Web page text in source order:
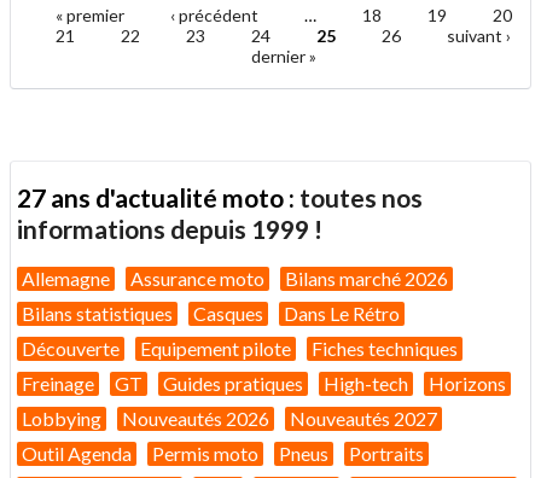
Pages
« premier ‹ précédent … 18 19
20
21
22 23 24 25 26
suivant ›
dernier »
27 ans d'actualité moto : toutes nos
informations depuis 1999 !
Allemagne Assurance moto
Bilans marché 2026
Bilans statistiques
Casques
Dans Le Rétro
Découverte
Equipement pilote
Fiches techniques
Freinage
GT Guides pratiques High-tech
Horizons
Lobbying
Nouveautés 2026
Nouveautés 2027
Outil Agenda
Permis moto Pneus
Portraits